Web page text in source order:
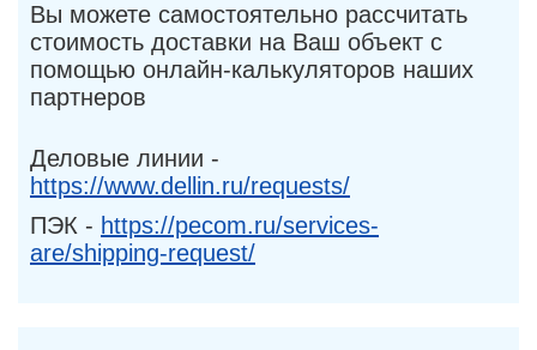
Вы можете самостоятельно рассчитать
стоимость доставки на Ваш объект с
помощью онлайн-калькуляторов наших
партнеров
Деловые линии -
https://www.dellin.ru/requests/
ПЭК - https://pecom.ru/services-
are/shipping-request/